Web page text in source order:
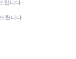
립니다
립니다